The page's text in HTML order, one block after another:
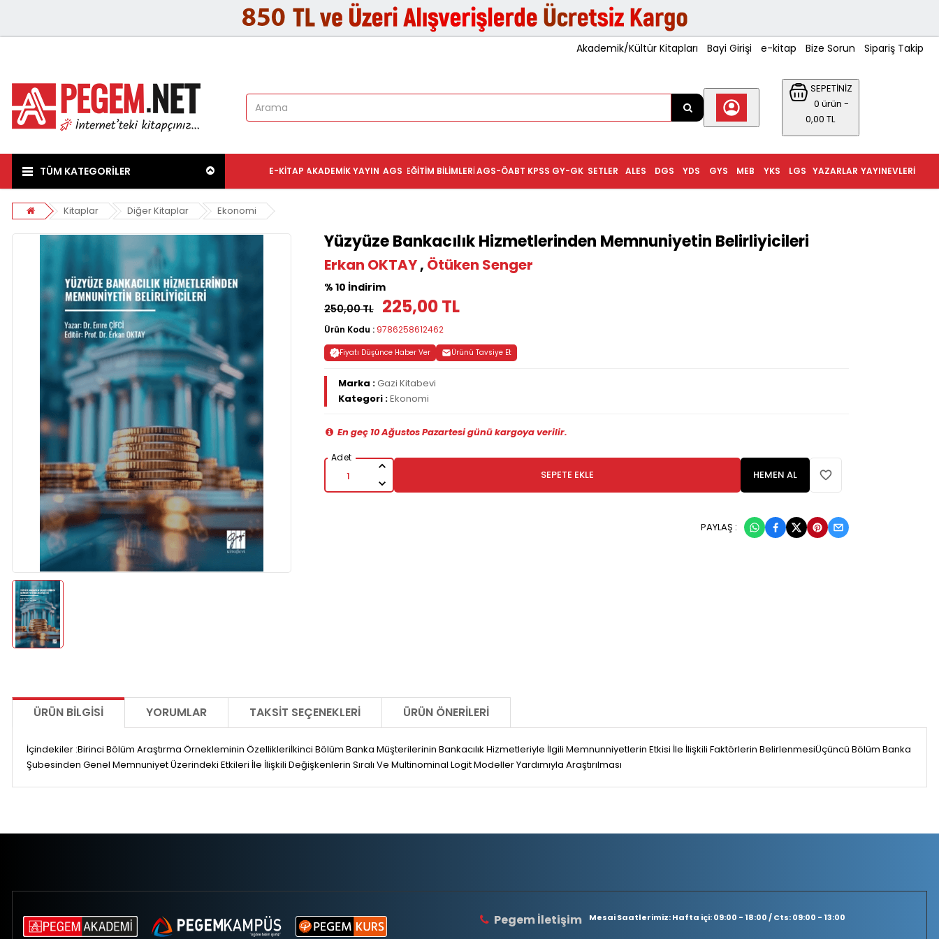
Akademik/Kültür Kitapları Bayi Girişi e-kitap Bize Sorun Sipariş Takip
SEPETİNİZ
0 ürün -
0,00 TL
TÜM KATEGORİLER YAYINEVLERI
YAZARLAR
LGS
YKS
MEB
GYS
YDS
DGS
ALES
SETLER
KPSS GY-GK
AGS-ÖABT
EĞITIM BILIMLERI
AGS
AKADEMIK YAYIN
E-KITAP
Kitaplar Diğer Kitaplar Ekonomi
Yüzyüze Bankacılık Hizmetlerinden Memnuniyetin Belirliyicileri
Erkan OKTAY, Ötüken Senger
% 10 İndirim
250,00 TL
225,00 TL
Ürün Kodu : 9786258612462
Fiyatı Düşünce Haber Ver Ürünü Tavsiye Et
Marka :Gazi Kitabevi
Kategori :Ekonomi
En geç 10 Ağustos Pazartesi günü kargoya verilir.
SEPETE EKLE HEMEN AL
PAYLAŞ :
ÜRÜN BILGISI YORUMLAR TAKSIT SEÇENEKLERI ÜRÜN ÖNERILERI
İçindekiler :Birinci Bölüm Araştırma Örnekleminin Özellikleriİkinci Bölüm Banka Müşterilerinin Bankacılık Hizmetleriyle İlgili Memnunniyetlerin Etkisi İle İlişkili Faktörlerin BelirlenmesiÜçüncü Bölüm Banka
Şubesinden Genel Memnuniyet Üzerindeki Etkileri İle İlişkili Değişkenlerin Sıralı Ve Multinominal Logit Modeller Yardımıyla Araştırılması
Pegem İletişim Mesai Saatlerimiz: Hafta içi: 09:00 - 18:00 / Cts: 09:00 - 13:00